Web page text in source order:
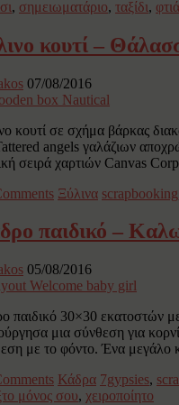
, σημειωματάριο, ταξίδι,
κουτί –
07/08/2016
κουτί σε σχήμα βάρκας
angels γαλάζιων
σειρά χαρτιών Canvas
Ξύλινα scrapbooking
παιδικό –
05/08/2016
παιδικό 30×30 εκατοστών
μια σύνθεση για
με το φόντο. Ένα μεγάλο
Κάδρα 7gypsies,
μόνος σου, χειροποίητο